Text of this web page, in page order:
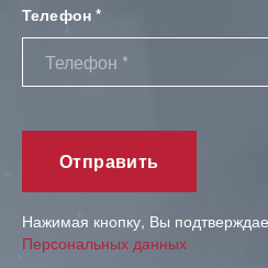
Телефон *
Нажимая кнопку, Вы
Персональных данных